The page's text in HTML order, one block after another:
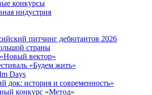
конкурсы
индустрия
питчинг дебютантов 2026
страны
вектор»
«Будем жить»
Days
док: история и современность»
конкурс «Метод»